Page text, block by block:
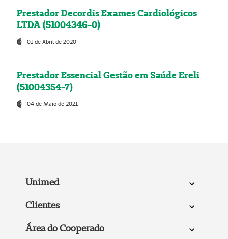
Prestador Decordis Exames Cardiológicos
LTDA (51004346-0)
01 de Abril de 2020
Prestador Essencial Gestão em Saúde Ereli
(51004354-7)
04 de Maio de 2021
Unimed
Clientes
Área do Cooperado